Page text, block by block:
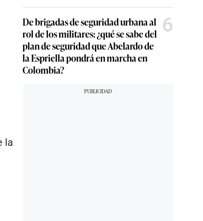
la
De brigadas de seguridad urbana al
rol de los militares: ¿qué se sabe del
plan de seguridad que Abelardo de
la Espriella pondrá en marcha en
Colombia?
6